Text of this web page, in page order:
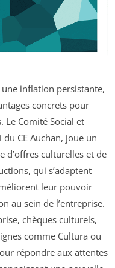
une inflation persistante,
concrets pour
Le Comité Social et
CE Auchan, joue un
d’offres culturelles et de
qui s’adaptent
leur pouvoir
au sein de l’entreprise.
chèques culturels,
comme Cultura ou
répondre aux attentes